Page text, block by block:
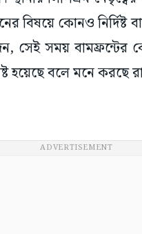
বিষয়ে কোনও
সেই সময় বামফ্রন্টের
হয়েছে বলে মনে করছে
ADVERTISEMENT